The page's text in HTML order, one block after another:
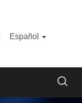
Español